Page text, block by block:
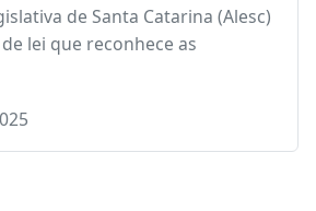
de Santa Catarina (Alesc)
lei que reconhece as